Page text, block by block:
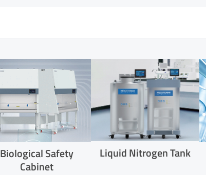
Biological Safety
Cabinet
Liquid Nitrogen Tank